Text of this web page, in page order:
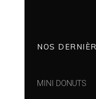
NOS
MINI DONUTS